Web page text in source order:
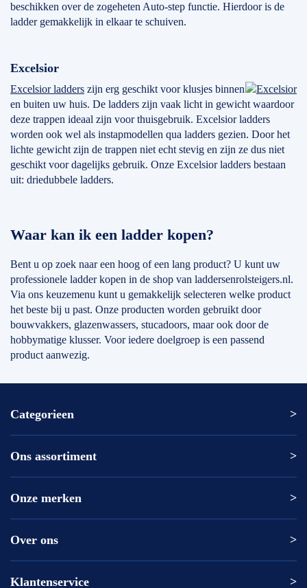
beschikken over de zogeheten Auto-step functie. Hierdoor is de
ladder gemakkelijk in elkaar te schuiven.
Excelsior
Excelsior ladders zijn erg geschikt voor klusjes binnen
en buiten uw huis. De ladders zijn vaak licht in gewicht waardoor
deze trappen ideaal zijn voor thuisgebruik. Excelsior ladders
worden ook wel als instapmodellen qua ladders gezien. Door het
lichte gewicht zijn de trappen niet echt stevig en zijn ze dus niet
geschikt voor dagelijks gebruik. Onze Excelsior ladders bestaan
uit: driedubbele ladders.
Waar kan ik een ladder kopen?
Bent u op zoek naar een hoog of een lang product? U kunt uw
professionele ladder kopen in de shop van laddersenrolsteigers.nl.
Via ons keuzemenu kunt u gemakkelijk selecteren welke product
het beste bij u past. Onze producten worden gebruikt door
bouwvakkers, glazenwassers, stucadoors, maar ook door de
hobbymatige klusser. Voor iedere doelgroep is een passend
product aanwezig.
Categorieen
Altrex ladder
Altrex trap
Altrex kamersteiger
Rolsteiger kopen
Kamersteiger kopen
Loopbrug
Rolsteigers met Voorloopleuning (ARBO norm)
Ons assortiment
Altrex
ASC
DAS
Excelsior
Euroscaffold
Onze merken
Altrex
ASC
DAS
Over ons
Levering en levertijden
Klantenservice